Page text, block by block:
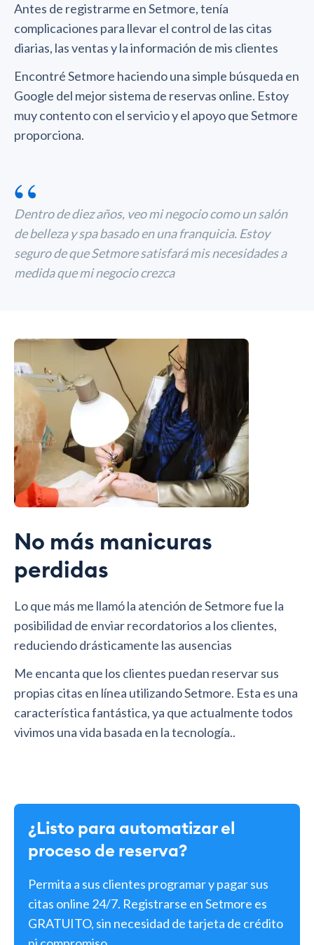
Antes de registrarme en Setmore, tenía
complicaciones para llevar el control de las citas
diarias, las ventas y la información de mis clientes
Encontré Setmore haciendo una simple búsqueda en
Google del mejor sistema de reservas online. Estoy
muy contento con el servicio y el apoyo que Setmore
proporciona.
“
Dentro de diez años, veo mi negocio como un salón
de belleza y spa basado en una franquicia. Estoy
seguro de que Setmore satisfará mis necesidades a
medida que mi negocio crezca
No más manicuras
perdidas
Lo que más me llamó la atención de Setmore fue la
posibilidad de enviar recordatorios a los clientes,
reduciendo drásticamente las ausencias
Me encanta que los clientes puedan reservar sus
propias citas en línea utilizando Setmore. Esta es una
característica fantástica, ya que actualmente todos
vivimos una vida basada en la tecnología..
¿Listo para automatizar el
proceso de reserva?
Permita a sus clientes programar y pagar sus
citas online 24/7. Registrarse en Setmore es
GRATUITO, sin necesidad de tarjeta de crédito